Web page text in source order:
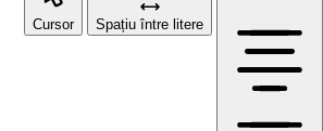
Cursor Spațiu între litere